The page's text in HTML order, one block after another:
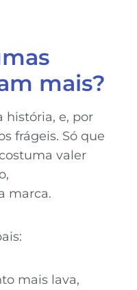
mais?
história, e, por
frágeis. Só que
valer
marca.
mais lava,